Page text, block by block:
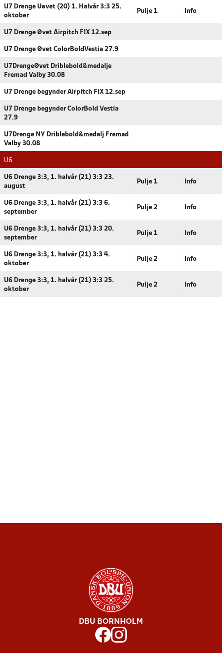
U7 Drenge Uøvet (20) 1. Halvår 3:3 25.
oktober
Pulje 1 Info
U7 Drenge Øvet Airpitch FIX 12.sep
U7 Drenge Øvet ColorBoldVestia 27.9
U7DrengeØvet Driblebold&medalje
Fremad Valby 30.08
U7 Drenge begynder Airpitch FIX 12.sep
U7 Drenge begynder ColorBold Vestia
27.9
U7Drenge NY Driblebold&medalj Fremad
Valby 30.08
U6
U6 Drenge 3:3, 1. halvår (21) 3:3 23.
august
Pulje 1 Info
U6 Drenge 3:3, 1. halvår (21) 3:3 6.
september
Pulje 2 Info
U6 Drenge 3:3, 1. halvår (21) 3:3 20.
september
Pulje 1 Info
U6 Drenge 3:3, 1. halvår (21) 3:3 4.
oktober
Pulje 2 Info
U6 Drenge 3:3, 1. halvår (21) 3:3 25.
oktober
Pulje 2 Info
DBU BORNHOLM